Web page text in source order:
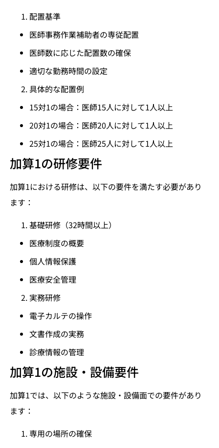
配置基準
医師事務作業補助者の専従配置
医師数に応じた配置数の確保
適切な勤務時間の設定
具体的な配置例
15対1の場合：医師15人に対して1人以上
20対1の場合：医師20人に対して1人以上
25対1の場合：医師25人に対して1人以上
加算1の研修要件
加算1における研修は、以下の要件を満たす必要があり
ます：
基礎研修（32時間以上）
医療制度の概要
個人情報保護
医療安全管理
実務研修
電子カルテの操作
文書作成の実務
診療情報の管理
加算1の施設・設備要件
加算1では、以下のような施設・設備面での要件があり
ます：
専用の場所の確保